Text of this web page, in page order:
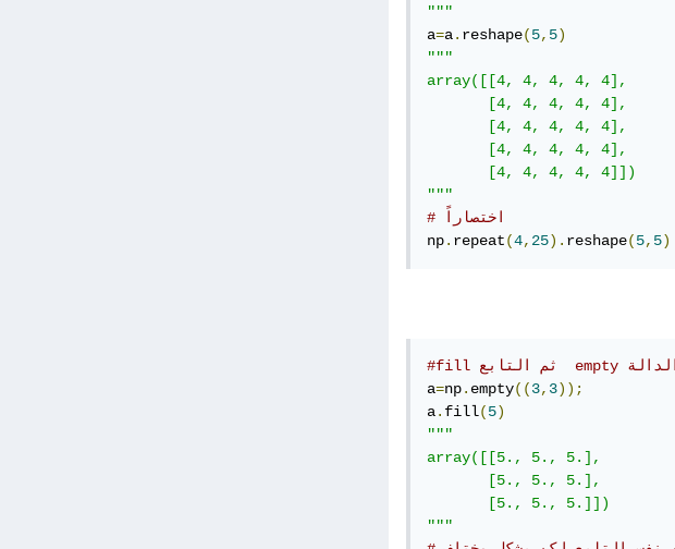
"""
a=a. reshape(5, 5)
"""
array([[4, 4, 4, 4, 4],
       [4, 4, 4, 4, 4],
       [4, 4, 4, 4, 4],
       [4, 4, 4, 4, 4],
       [4, 4, 4, 4, 4]])
"""
# اختصاراً
np. repeat(4, 25). reshape(5, 5)
a=np. empty((3, 3));
a. fill(5)
"""
array([[5., 5., 5.],
       [5., 5., 5.],
       [5., 5., 5.]])
"""